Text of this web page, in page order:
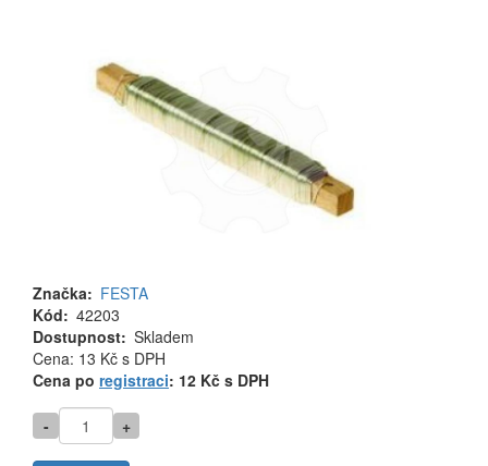
Značka
FESTA
Kód
42203
Dostupnost Skladem
Cena
MJ
Cena: 13 Kč s DPH
Cena po registraci: 12 Kč s DPH
- +